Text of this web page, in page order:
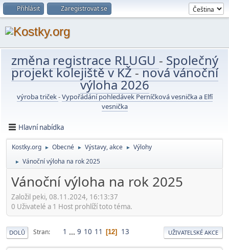
Přihlásit Zaregistrovat se
změna registrace RLUGU - Společný
projekt kolejiště v KŽ-nová vánoční
výloha 2026
výroba triček-Vypořádání pohledávek Perníčková vesnička a Elfí
vesnička
Hlavní nabídka
Kostky.org ► Obecné ► Výstavy, akce ► Výlohy
► Vánoční výloha na rok 2025
Vánoční výloha na rok 2025
Založil peki, 08.11.2024, 16:13:37
0 Uživatelé a 1 Host prohlíží toto téma.
DOLŮ Stran 1 ... 9 10 11 12 13 UŽIVATELSKÉ AKCE